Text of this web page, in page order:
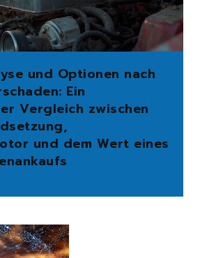
und Optionen nach
Ein
Vergleich zwischen
und dem Wert eines